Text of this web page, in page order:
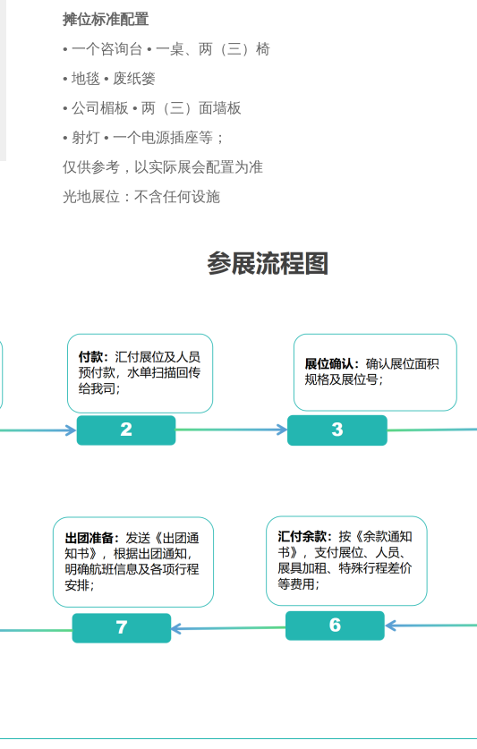
摊位标准配置
• 一个咨询台 • 一桌、两（三）椅
• 地毯 • 废纸篓
• 公司楣板 • 两（三）面墙板
• 射灯 • 一个电源插座等；
仅供参考，以实际展会配置为准
光地展位：不含任何设施